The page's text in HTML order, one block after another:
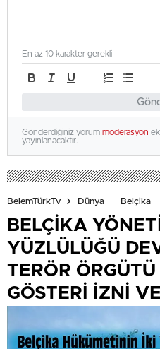
En az 10 karakter gerekli
Gönderdiğiniz yorum moderasyon
yayınlanacaktır.
BelemTürkTv Dünya Belçika
BELÇİKA
YÜZLÜLÜĞÜ
TERÖR ÖRGÜTÜ
GÖSTERİ İZNİ